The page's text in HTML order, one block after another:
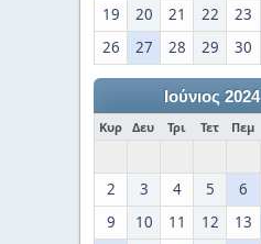
19
20 21 22 23
26
27 28 29 30
Ιούνιος 2024
Κυρ Δευ Τρι Τετ Πεμ
2
3 4 5 6
9
10 11 12 13